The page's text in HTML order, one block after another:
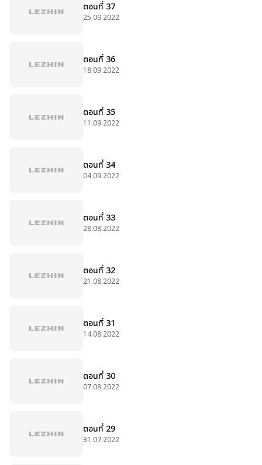
ตอนที่ 37
25.09.2022
ตอนที่ 36
18.09.2022
ตอนที่ 35
11.09.2022
ตอนที่ 34
04.09.2022
ตอนที่ 33
28.08.2022
ตอนที่ 32
21.08.2022
ตอนที่ 31
14.08.2022
ตอนที่ 30
07.08.2022
ตอนที่ 29
31.07.2022